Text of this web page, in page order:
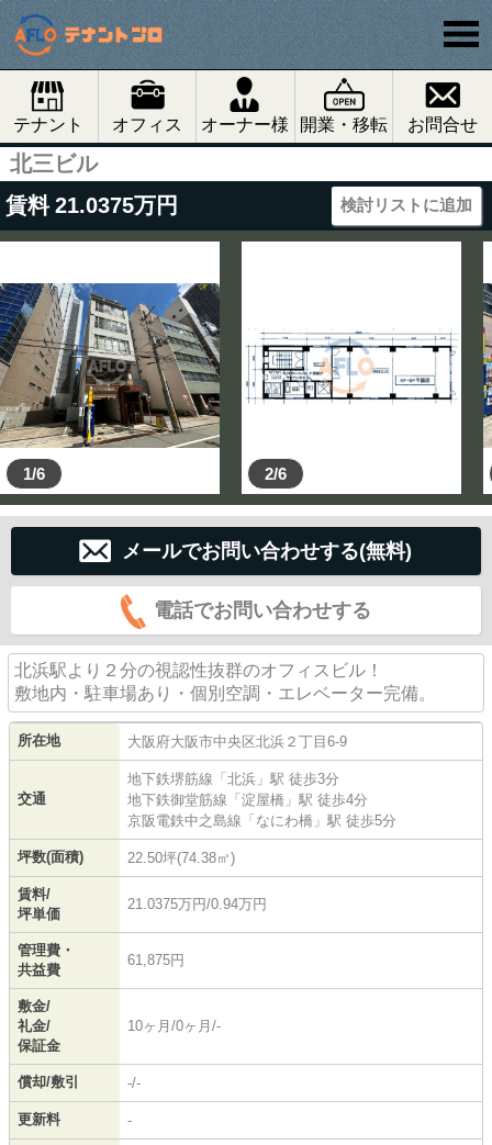
テナント オフィス オーナー様 開業・移転 お問合せ
北三ビル
賃料 21.0375万円 検討リストに追加
1/6 2/6
メールでお問い合わせする(無料)
電話でお問い合わせする
北浜駅より２分の視認性抜群のオフィスビル！
敷地内・駐車場あり・個別空調・エレベーター完備。
所在地 大阪府大阪市中央区北浜 ２丁目6-9
交通
地下鉄堺筋線 「北浜 」駅 徒歩3分
地下鉄御堂筋線 「淀屋橋 」駅 徒歩4分
京阪電鉄中之島線 「なにわ橋 」駅 徒歩5分
坪数(面積) 22.50坪(74.38㎡)
賃料/
坪単価
21.0375万円/0.94万円
管理費・
共益費
61,875円
敷金/
礼金/
保証金
10ヶ月/0ヶ月/-
償却/敷引 -/-
更新料 -